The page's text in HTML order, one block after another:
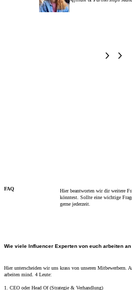
FAQ
Hier beantworten wir dir weitere
könntest. Sollte eine wichtige
gerne jederzeit.
Wie viele Influencer Experten von euch arbeiten
Hier unterscheiden wir uns krass von unseren Mitbewerbern.
arbeiten mind. 4 Leute:
1. CEO oder Head Of (Strategie & Verhandlung)